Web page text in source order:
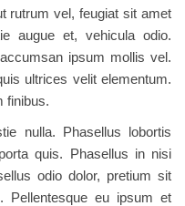
rutrum vel, feugiat sit amet
augue et, vehicula odio.
ipsum mollis vel.
ultrices velit elementum.
finibus.
nulla. Phasellus lobortis
quis. Phasellus in nisi
odio dolor, pretium sit
Pellentesque eu ipsum et